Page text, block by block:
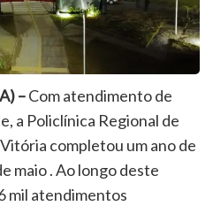
–Com atendimento de
a Policlínica Regional de
completou um ano de
maio . Ao longo deste
mil atendimentos